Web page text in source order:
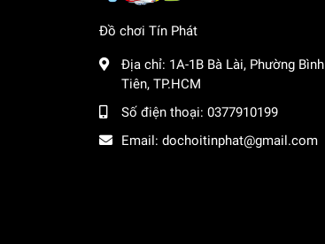
Đồ chơi Tín Phát
Địa chỉ: 1A-1B Bà Lài, Phường Bình
Tiên, TP.HCM
Số điện thoại: 0377910199
Email: dochoitinphat@gmail.com